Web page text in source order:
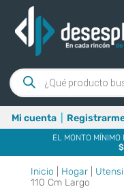
Búsqueda
de
productos
Mi cuenta
EL MONTO
Inicio Hogar|
110 Cm Largo